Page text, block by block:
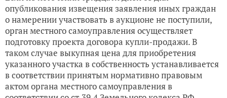
опубликования извещения заявления иных граждан
о намерении участвовать в аукционе не поступили,
орган местного самоуправления осуществляет
подготовку проекта договора купли-продажи. В
таком случае выкупная цена для приобретения
указанного участка в собственность устанавливается
в соответствии принятым нормативно правовым
актом органа местного самоуправления в